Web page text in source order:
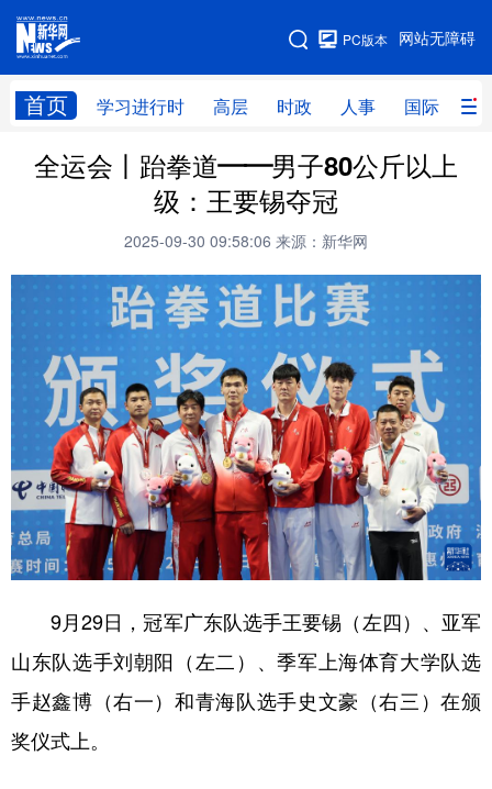
网站无障碍
PC版本
首页 学习进行时 高层 时政 人事 国际 财
网站地图
学习进行时 高层 时政 人事
财经 网评
科创 量子
文化 书画 健康 军事
访谈 视频 图片 政务
法律 中央文件 金融 汽车
食品 人居 信息化 数字经济
学术中国 乡村振兴 银龄 溯源中国
城市 旅游 能源 会展
彩票 娱乐 时尚 悦读
公益 一带一路 亚太网 上市公司
全运会丨跆拳道——男子80公斤以上
级：王要锡夺冠
2025-09-30 09:58:06 来源：新华网
9月29日，冠军广东队选手王要锡（左四）、亚军
山东队选手刘朝阳（左二）、季军上海体育大学队选
手赵鑫博（右一）和青海队选手史文豪（右三）在颁
奖仪式上。